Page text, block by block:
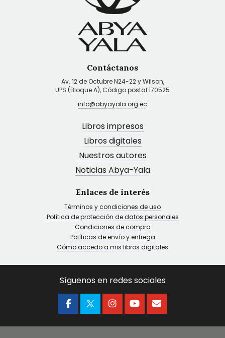
Contáctanos
Av. 12 de Octubre N24-22 y Wilson,
UPS (Bloque A), Código postal 170525
info@abyayala.org.ec
Libros impresos
Libros digitales
Nuestros autores
Noticias Abya-Yala
Enlaces de interés
Términos y condiciones de uso
Política de protección de datos personales
Condiciones de compra
Políticas de envío y entrega
Cómo accedo a mis libros digitales
Síguenos en redes sociales